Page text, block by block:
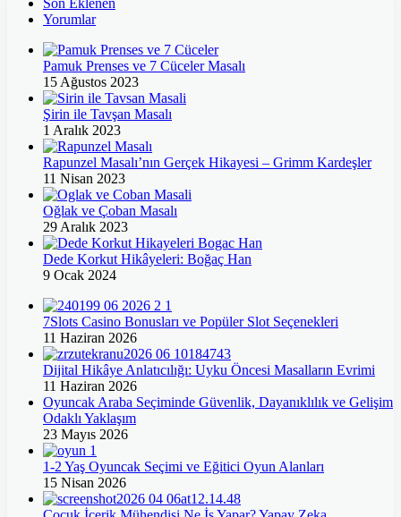
Son Eklenen
Yorumlar
Pamuk Prenses ve 7 Cüceler Masalı
15 Ağustos 2023
Şirin ile Tavşan Masalı
1 Aralık 2023
Rapunzel Masalı’nın Gerçek Hikayesi – Grimm Kardeşler
11 Nisan 2023
Oğlak ve Çoban Masalı
29 Aralık 2023
Dede Korkut Hikâyeleri: Boğaç Han
9 Ocak 2024
7Slots Casino Bonusları ve Popüler Slot Seçenekleri
11 Haziran 2026
Dijital Hikâye Anlatıcılığı: Uyku Öncesi Masalların Evrimi
11 Haziran 2026
Oyuncak Araba Seçiminde Güvenlik, Dayanıklılık ve Gelişim
Odaklı Yaklaşım
23 Mayıs 2026
1-2 Yaş Oyuncak Seçimi ve Eğitici Oyun Alanları
15 Nisan 2026